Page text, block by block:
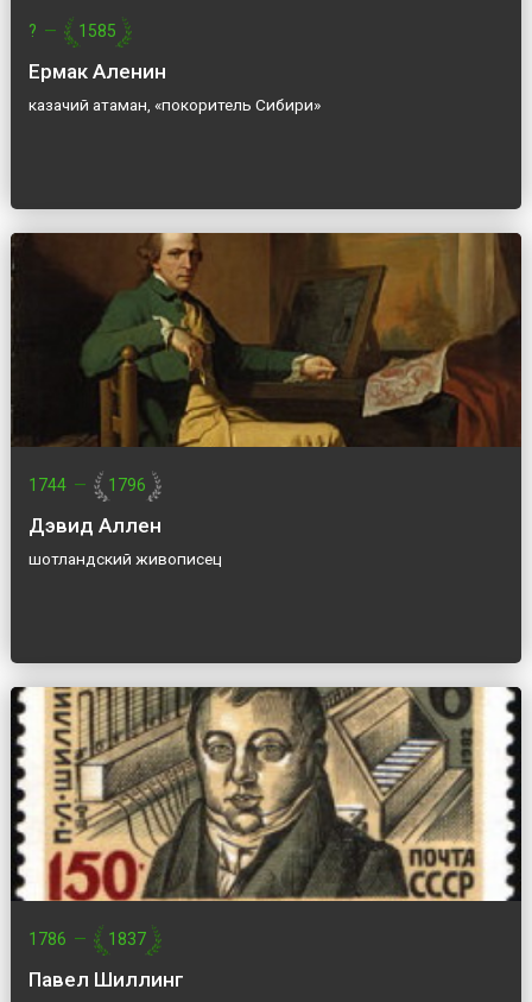
? — 1585
Ермак Аленин
казачий атаман, «покоритель Сибири»
1744 — 1796
Дэвид Аллен
шотландский живописец
1786 — 1837
Павел Шиллинг